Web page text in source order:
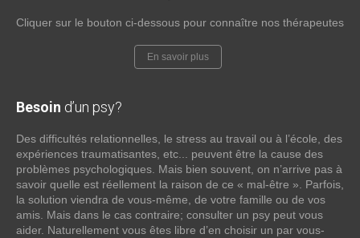
Cliquer sur le bouton ci-dessous pour connaître nos thérapeutes
En savoir plus
Besoin d’un psy?
Des difficultés relationnelles, le stress au travail ou à l’école, des
expériences traumatisantes, etc... peuvent être la cause des
problèmes psychologiques. Mais bien souvent, on n’arrive pas à
savoir quelle est réellement la raison de ce « mal-être ». Parfois,
la solution viendra de vous-même, de votre famille ou de vos
amis. Mais dans le cas contraire; consulter un psy peut vous
aider. Naturellement vous êtes libre d’en choisir un par vous-